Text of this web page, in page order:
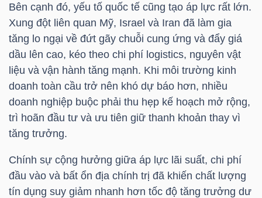
Bên cạnh đó, yếu tố quốc tế cũng tạo áp lực rất lớn.
Xung đột liên quan Mỹ, Israel và Iran đã làm gia
tăng lo ngại về đứt gãy chuỗi cung ứng và đẩy giá
dầu lên cao, kéo theo chi phí logistics, nguyên vật
liệu và vận hành tăng mạnh. Khi môi trường kinh
doanh toàn cầu trở nên khó dự báo hơn, nhiều
doanh nghiệp buộc phải thu hẹp kế hoạch mở rộng,
trì hoãn đầu tư và ưu tiên giữ thanh khoản thay vì
tăng trưởng.
Chính sự cộng hưởng giữa áp lực lãi suất, chi phí
đầu vào và bất ổn địa chính trị đã khiến chất lượng
tín dụng suy giảm nhanh hơn tốc độ tăng trưởng dư
của
tác
(-)
Báo
cáo
tích
(-)